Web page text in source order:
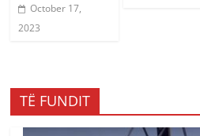
October 17,
2023
TË FUNDIT